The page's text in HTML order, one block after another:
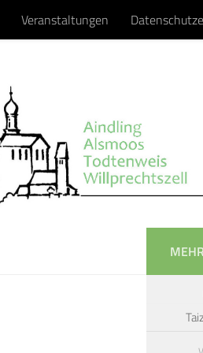
Veranstaltungen
MEHR